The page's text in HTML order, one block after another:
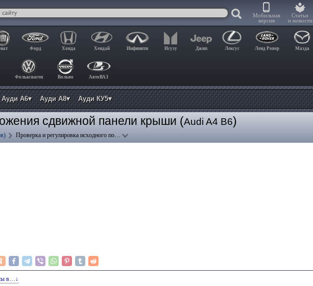
Мобильная
версия
Статьи
и новости
Форд Хонда Хендай Инфинити Исузу Джип Лексус Ленд Ровер Мазда
Фольксваген Вольво АвтоВАЗ
Ауди А6▾ Ауди А8▾ Ауди КУ5▾
сдвижной панели крыши (Audi A4 B6)
Проверка и регулировка исходного по…
в…↓